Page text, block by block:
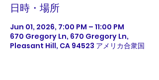
日時・場所
Jun 01, 2026, 7:00 PM – 11:00 PM
670 Gregory Ln, 670 Gregory Ln,
Pleasant Hill, CA 94523 アメリカ合衆国